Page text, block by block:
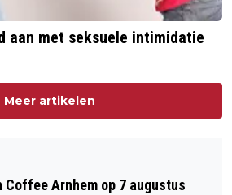
aan met seksuele intimidatie
Meer artikelen
Coffee Arnhem op 7 augustus